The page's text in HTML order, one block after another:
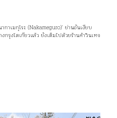
าเมกุโระ (Nakameguro)’ ย่านอันเงียบ
รุงโตเกียวแล้ว ยังเต็มไปด้วยร้านค้าวินเทจ